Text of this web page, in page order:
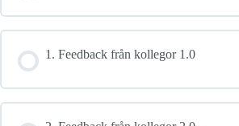
1. Feedback från kollegor 1.0